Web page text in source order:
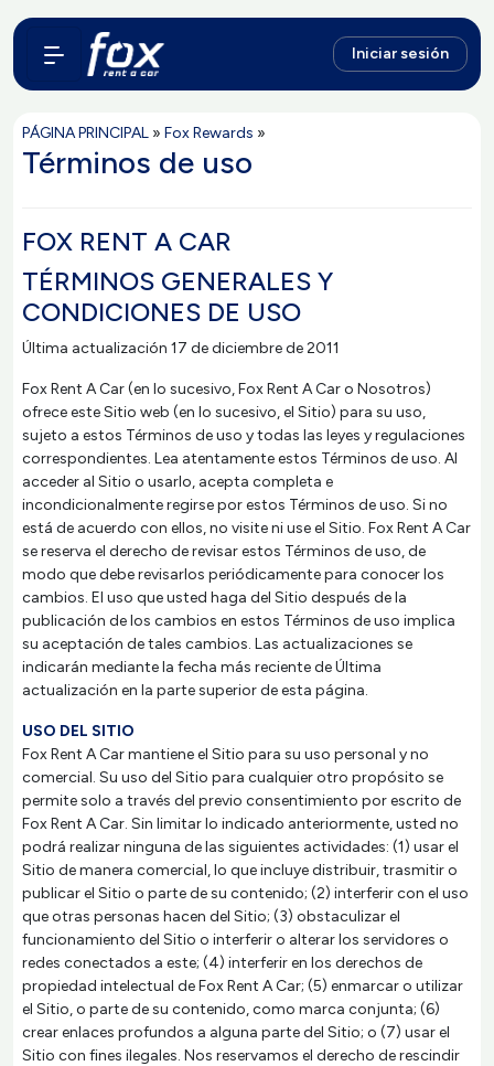
Iniciar sesión
PÁGINA PRINCIPAL » Fox Rewards »
Términos de uso
FOX RENT A CAR
TÉRMINOS GENERALES Y
CONDICIONES DE USO
Última actualización 17 de diciembre de 2011
Fox Rent A Car (en lo sucesivo, Fox Rent A Car o Nosotros)
ofrece este Sitio web (en lo sucesivo, el Sitio) para su uso,
sujeto a estos Términos de uso y todas las leyes y regulaciones
correspondientes. Lea atentamente estos Términos de uso. Al
acceder al Sitio o usarlo, acepta completa e
incondicionalmente regirse por estos Términos de uso. Si no
está de acuerdo con ellos, no visite ni use el Sitio. Fox Rent A Car
se reserva el derecho de revisar estos Términos de uso, de
modo que debe revisarlos periódicamente para conocer los
cambios. El uso que usted haga del Sitio después de la
publicación de los cambios en estos Términos de uso implica
su aceptación de tales cambios. Las actualizaciones se
indicarán mediante la fecha más reciente de Última
actualización en la parte superior de esta página.
USO DEL SITIO
Fox Rent A Car mantiene el Sitio para su uso personal y no
comercial. Su uso del Sitio para cualquier otro propósito se
permite solo a través del previo consentimiento por escrito de
Fox Rent A Car. Sin limitar lo indicado anteriormente, usted no
podrá realizar ninguna de las siguientes actividades: (1) usar el
Sitio de manera comercial, lo que incluye distribuir, trasmitir o
publicar el Sitio o parte de su contenido; (2) interferir con el uso
que otras personas hacen del Sitio; (3) obstaculizar el
funcionamiento del Sitio o interferir o alterar los servidores o
redes conectados a este; (4) interferir en los derechos de
propiedad intelectual de Fox Rent A Car; (5) enmarcar o utilizar
el Sitio, o parte de su contenido, como marca conjunta; (6)
crear enlaces profundos a alguna parte del Sitio; o (7) usar el
Sitio con fines ilegales. Nos reservamos el derecho de rescindir